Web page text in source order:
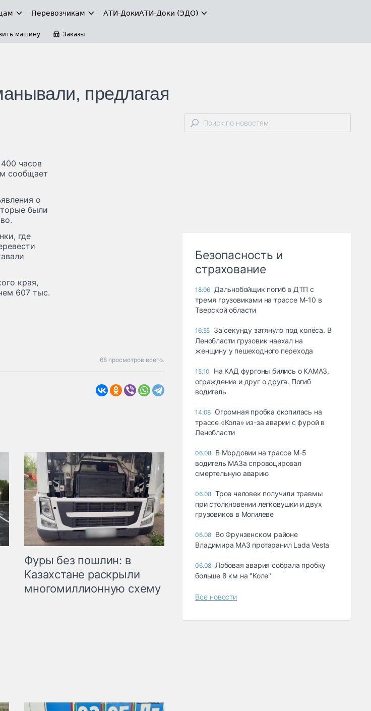
Перевозчикам АТИ-ДокиАТИ-Доки (ЭДО)
машину Заказы
предлагая
часов
сообщает
о
были
где
края,
607 тыс.
68 просмотров всего.
Фуры без пошлин: в
Казахстане раскрыли
многомиллионную схему
Безопасность и
страхование
18:06 Дальнобойщик погиб в ДТП с
тремя грузовиками на трассе М-10 в
Тверской области
16:55 За секунду затянуло под колёса. В
Ленобласти грузовик наехал на
женщину у пешеходного перехода
15:10
На КАД фургоны бились о КАМАЗ,
ограждение и друг о друга. Погиб
водитель
14:08 Огромная пробка скопилась на
трассе «Кола» из-за аварии с фурой в
Ленобласти
06.08 В Мордовии на трассе М-5
водитель МАЗа спровоцировал
смертельную аварию
06.08 Трое человек получили травмы
при столкновении легковушки и двух
грузовиков в Могилеве
06.08 Во Фрунзенском районе
Владимира МАЗ протаранил Lada Vesta
06.08 Лобовая авария собрала пробку
больше 8 км на "Коле"
Все новости